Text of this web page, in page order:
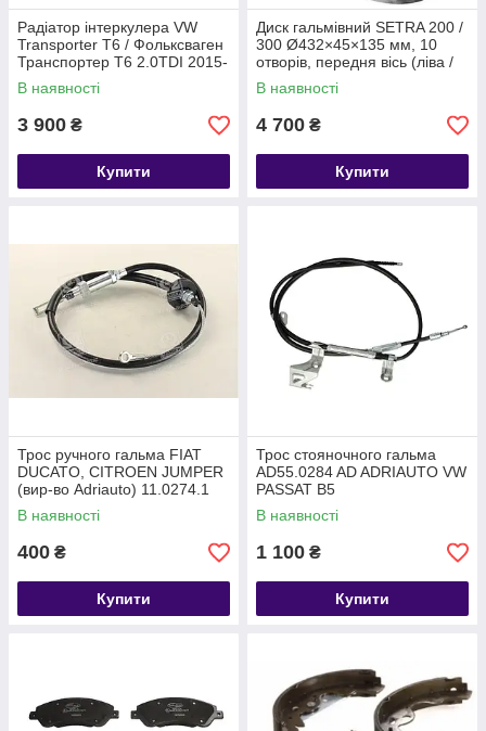
Радіатор інтеркулера VW
Transporter T6 / Фольксваген
Транспортер Т6 2.0TDI 2015-
30354 NRF (Нідерланди)
В наявності
3 900 ₴
Купити
Диск гальмівний SETRA 200 /
300 Ø432×45×135 мм, 10
отворів, передня вісь (ліва /
права), вентильований
В наявності
4 700 ₴
Купити
Трос ручного гальма FIAT
DUCATO, CITROEN JUMPER
(вир-во Adriauto) 11.0274.1
В наявності
400 ₴
Купити
Трос стояночного гальма
AD55.0284 AD ADRIAUTO VW
PASSAT B5
В наявності
1 100 ₴
Купити